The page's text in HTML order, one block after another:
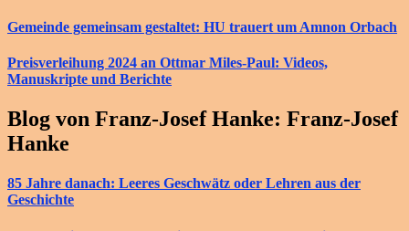
Gemeinde gemeinsam gestaltet: HU trauert um Amnon Orbach
Preisverleihung 2024 an Ottmar Miles-Paul: Videos,
Manuskripte und Berichte
Blog von Franz-Josef Hanke: Franz-Josef
Hanke
85 Jahre danach: Leeres Geschwätz oder Lehren aus der
Geschichte